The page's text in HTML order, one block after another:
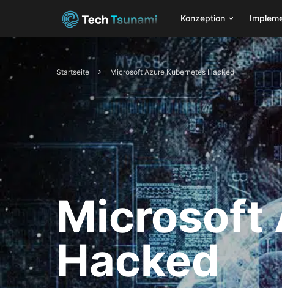
Konzeption
Startseite Microsoft Azure Kubernetes Hacked
Microsoft
Hacked